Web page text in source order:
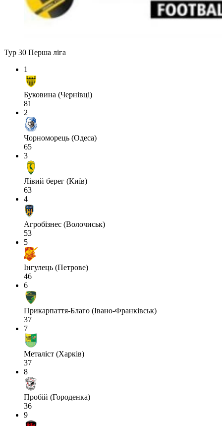
Тур 30 Перша ліга
1
Буковина (Чернівці)
81
2
Чорноморець (Одеса)
65
3
Лівий берег (Київ)
63
4
Агробізнес (Волочиськ)
53
5
Інгулець (Петрове)
46
6
Прикарпаття-Благо (Івано-Франківськ)
37
7
Металіст (Харків)
37
8
Пробій (Городенка)
36
9